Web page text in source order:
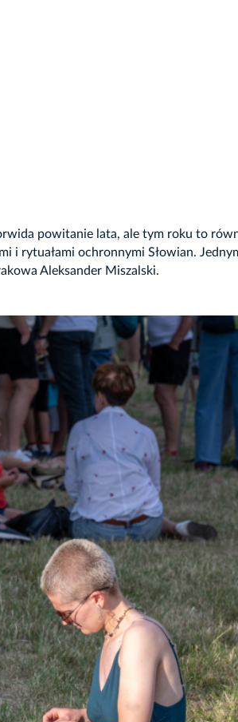
powitanie lata, ale tym roku to
i rytuałami ochronnymi Słowian.
Aleksander Miszalski.